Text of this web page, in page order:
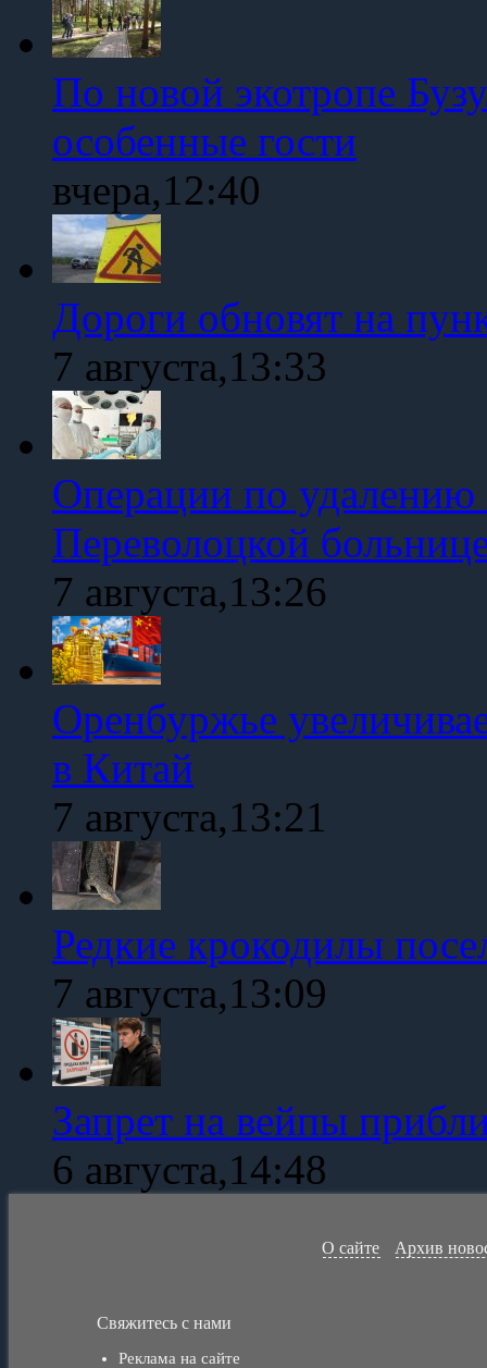
По новой экотропе
особенные гости
вчера,12:40
Дороги обновят на
7 августа,13:33
Операции по удалению
Переволоцкой
7 августа,13:26
Оренбуржье
в Китай
7 августа,13:21
Редкие крокодилы
7 августа,13:09
Запрет на вейпы
6 августа,14:48
О сайте Архив
Свяжитесь с нами
Реклама на сайте